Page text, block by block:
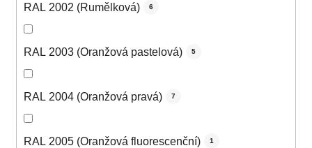
RAL 2002 (Rumělková) 6
RAL 2003 (Oranžová pastelová) 5
RAL 2004 (Oranžová pravá) 7
RAL 2005 (Oranžová fluorescenční) 1